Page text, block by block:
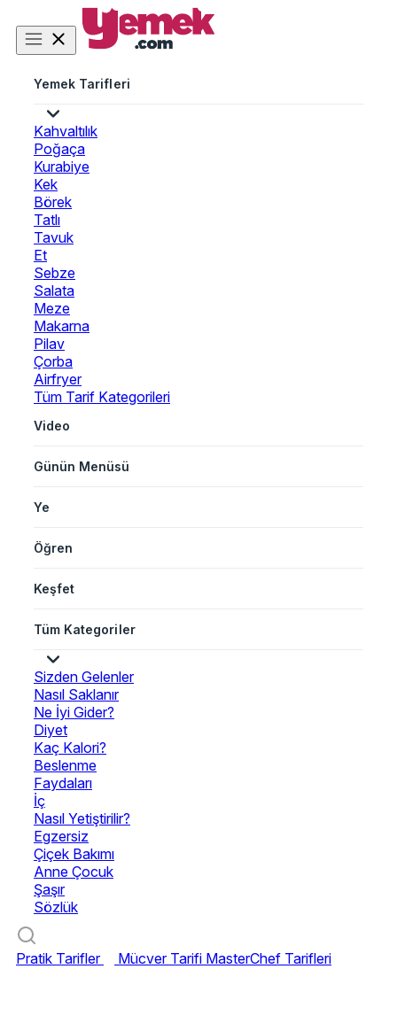
Yemek Tarifleri
Kahvaltılık
Poğaça
Kurabiye
Kek
Börek
Tatlı
Tavuk
Et
Sebze
Salata
Meze
Makarna
Pilav
Çorba
Airfryer
Tüm Tarif Kategorileri
Video
Günün Menüsü
Ye
Öğren
Keşfet
Tüm Kategoriler
Sizden Gelenler
Nasıl Saklanır
Ne İyi Gider?
Diyet
Kaç Kalori?
Beslenme
Faydaları
İç
Nasıl Yetiştirilir?
Egzersiz
Çiçek Bakımı
Anne Çocuk
Şaşır
Sözlük
Pratik Tarifler Mücver Tarifi MasterChef Tarifleri